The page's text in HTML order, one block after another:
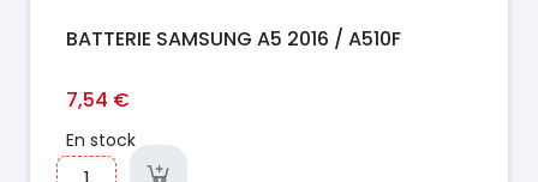
BATTERIE SAMSUNG A5 2016 / A510F
7,54 €
En stock